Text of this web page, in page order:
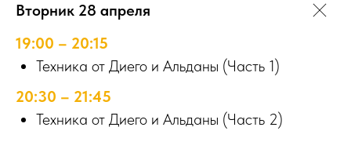
Вторник 28 апреля
19:00 – 20:15
Техника от Диего и Альданы (Часть 1)
20:30 – 21:45
Техника от Диего и Альданы (Часть 2)